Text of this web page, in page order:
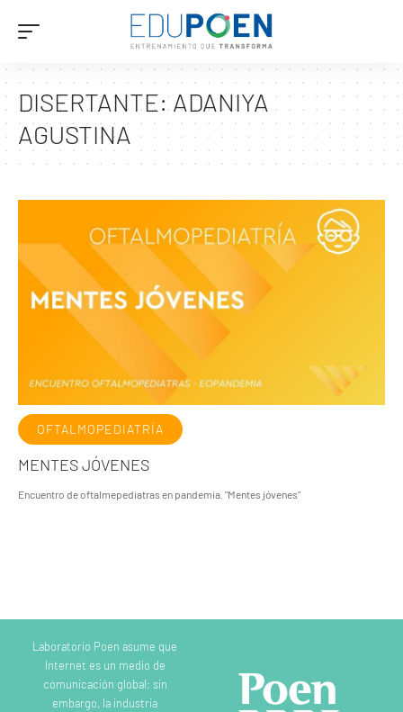
DISERTANTE:ADANIYA
AGUSTINA
OFTALMOPEDIATRÍA
MENTES JÓVENES
Encuentro de oftalmepediatras en pandemia. "Mentes jóvenes"
Laboratorio Poen asume que
Internet es un medio de
comunicación global; sin
embargo, la industria